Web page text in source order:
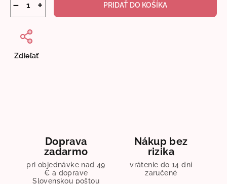
+
− PRIDAŤ DO KOŠÍKA
Zdieľať
Doprava
zadarmo
pri objednávke nad 49
€ a doprave
Slovenskou poštou
Nákup bez
rizika
vrátenie do 14 dní
zaručené